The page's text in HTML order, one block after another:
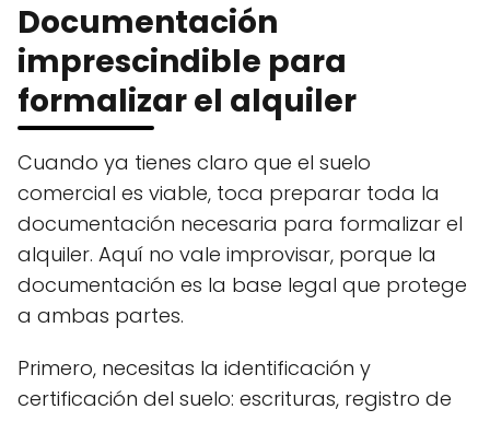
Documentación
imprescindible para
formalizar el alquiler
Cuando ya tienes claro que el suelo
comercial es viable, toca preparar toda la
documentación necesaria para formalizar el
alquiler. Aquí no vale improvisar, porque la
documentación es la base legal que protege
a ambas partes.
Primero, necesitas la identificación y
certificación del suelo: escrituras, registro de